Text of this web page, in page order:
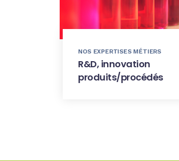
NOS EXPERTISES MÉTIERS
R&D, innovation
produits/procédés